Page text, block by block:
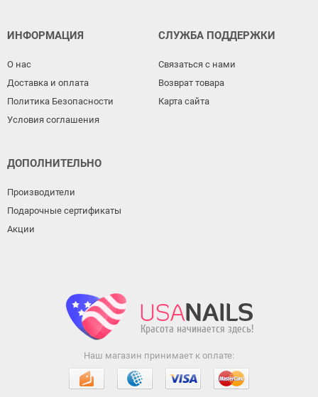
ИНФОРМАЦИЯ
О нас
Доставка и оплата
Политика Безопасности
Условия соглашения
СЛУЖБА ПОДДЕРЖКИ
Связаться с нами
Возврат товара
Карта сайта
ДОПОЛНИТЕЛЬНО
Производители
Подарочные сертификаты
Акции
Наш магазин принимает к оплате: